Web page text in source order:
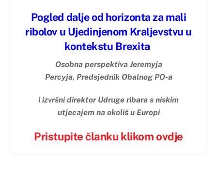
Pogled dalje od horizonta za mali
ribolov u Ujedinjenom Kraljevstvu u
kontekstu Brexita
Osobna perspektiva Jeremyja
Percyja, Predsjednik Obalnog PO-a
i izvršni direktor Udruge ribara s niskim
utjecajem na okoliš u Europi
Pristupite članku klikom ovdje